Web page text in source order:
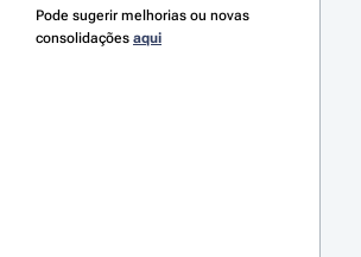
Pode sugerir melhorias ou novas
consolidações aqui